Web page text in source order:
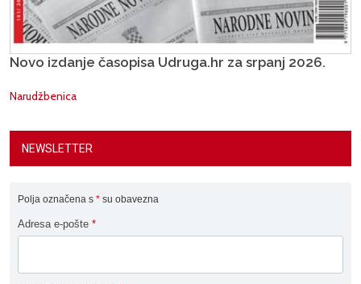
Novo izdanje časopisa Udruga.hr za srpanj 2026.
Narudžbenica
NEWSLETTER
Polja označena s * su obavezna
Adresa e-pošte *